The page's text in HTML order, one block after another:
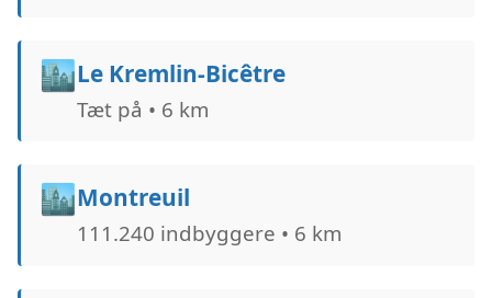
🏙️Le Kremlin-Bicêtre
Tæt på • 6 km
🏙️Montreuil
111.240 indbyggere • 6 km